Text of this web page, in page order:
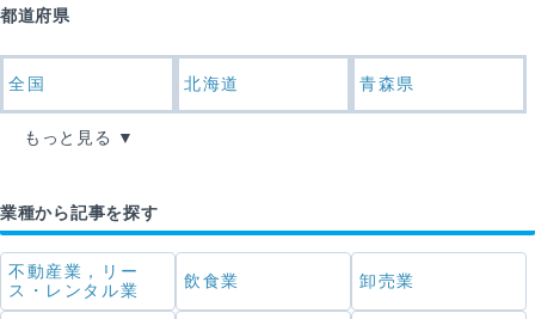
都道府県
全国 北海道 青森県
もっと見る
業種から記事を探す
不動産業，リー
ス・レンタル業
飲食業 卸売業